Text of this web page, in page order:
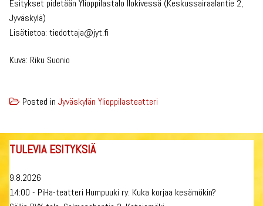
Esitykset pidetään Ylioppilastalo Ilokivessä (Keskussairaalantie 2,
Jyväskylä)
Lisätietoa: tiedottaja@jyt.fi
Kuva: Riku Suonio
Posted in Jyväskylän Ylioppilasteatteri
TULEVIA ESITYKSIÄ
9.8.2026
14:00 - PiHa-teatteri Humpuuki ry: Kuka korjaa kesämökin?